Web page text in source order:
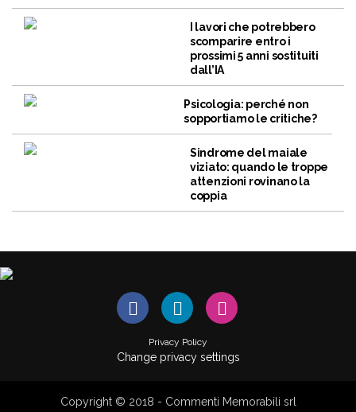
I lavori che potrebbero
scomparire entro i
prossimi 5 anni sostituiti
dall’IA
Psicologia: perché non
sopportiamo le critiche?
Sindrome del maiale
viziato: quando le troppe
attenzioni rovinano la
coppia
Privacy Policy
Change privacy settings
Copyright © 2018 - Commenti Memorabili srl